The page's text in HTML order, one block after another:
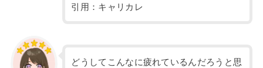
引用：キャリカレ
どうしてこんなに疲れているんだろうと思